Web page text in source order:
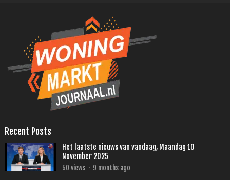
Recent Posts
Het laatste nieuws van vandaag, Maandag 10
November 2025
50 views · 9 months ago